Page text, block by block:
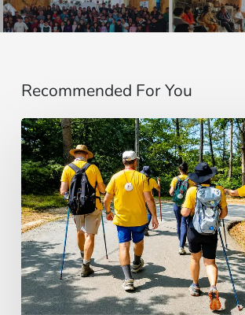
Recommended For You
“Estoy
contigo”
:
De
Brasil
a
la
India,